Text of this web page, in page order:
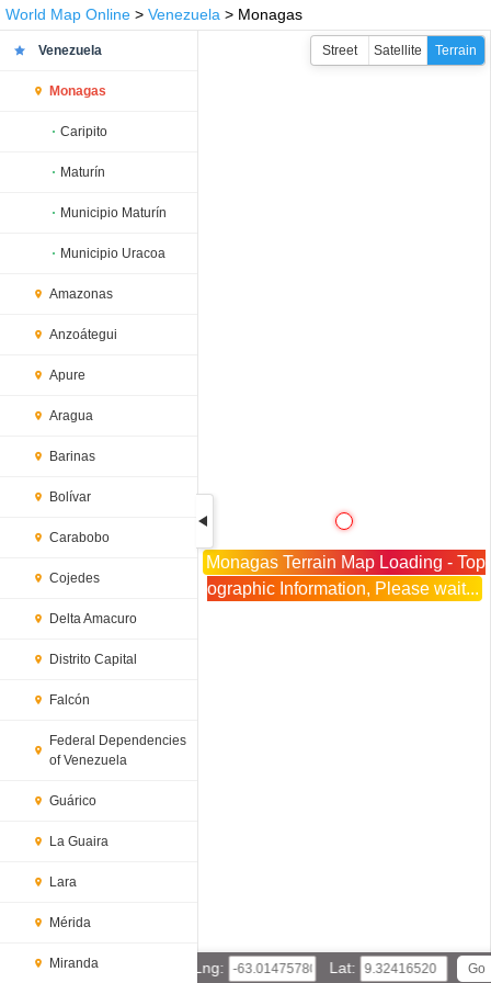
World Map Online > Venezuela > Monagas
Venezuela
Monagas
Caripito
Maturín
Municipio Maturín
Municipio Uracoa
Amazonas
Anzoátegui
Apure
Aragua
Barinas
Bolívar
Carabobo
Cojedes
Delta Amacuro
Distrito Capital
Falcón
Federal Dependencies
of Venezuela
Guárico
La Guaira
Lara
Mérida
Miranda
Monagas Terrain Map Loading - Top
ographic Information, Please wait...
Lng: Lat:
Street Satellite Terrain